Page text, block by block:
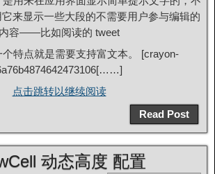
来显示一些大段的不需要用户参与编辑的
内容——比如阅读的 tweet
特点就是需要支持富文本。 [crayon-
点击跳转以继续阅读
Read Post
动态高度 配置